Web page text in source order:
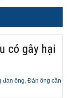
có gây hại
đàn ông,Đàn ông cần